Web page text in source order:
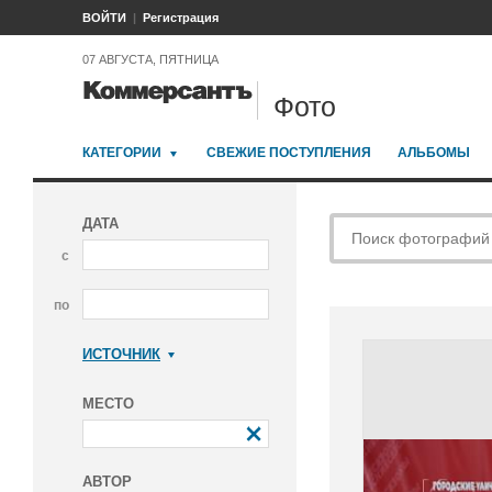
ВОЙТИ Регистрация
07 АВГУСТА, ПЯТНИЦА
Фото
КАТЕГОРИИ СВЕЖИЕ ПОСТУПЛЕНИЯ АЛЬБОМЫ
ДАТА
с
по
ИСТОЧНИК
МЕСТО
АВТОР